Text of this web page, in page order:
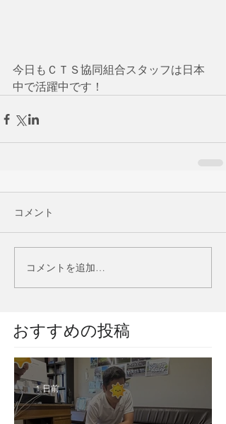
今日もＣＴＳ協同組合スタッフは日本
中で活躍中です！
コメント
コメントを追加…
​おすすめの投稿
1 日前